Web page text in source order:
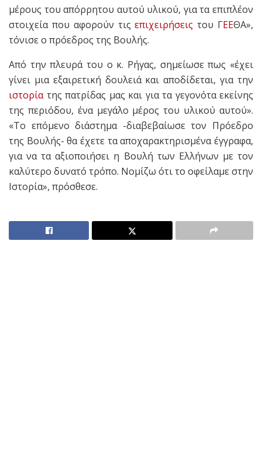
μέρους του απόρρητου αυτού υλικού, για τα επιπλέον
στοιχεία που αφορούν τιςεπιχειρήσεις του ΓΕΕΘΑ»,
τόνισε ο πρόεδρος της Βουλής.
Από την πλευρά του ο κ. Ρήγας, σημείωσε πως «έχει
γίνει μια εξαιρετική δουλειά και αποδίδεται, για την
ιστορίατης πατρίδας μας και για τα γεγονότα εκείνης
της περιόδου, ένα μεγάλο μέρος του υλικού αυτού».
«Το επόμενο διάστημα -διαβεβαίωσε τον Πρόεδρο
της Βουλής- θα έχετε τα αποχαρακτηρισμένα έγγραφα,
για να τα αξιοποιήσει η Βουλή των Ελλήνων με τον
καλύτερο δυνατό τρόπο. Νομίζω ότι το οφείλαμε στην
Ιστορία», πρόσθεσε.